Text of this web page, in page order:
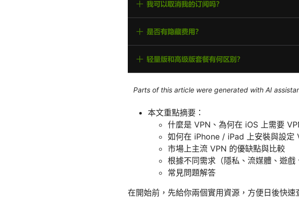
Parts of this article were generated with AI
本文重點摘要：
什麼是 VPN、為何在 iOS 上需要
如何在 iPhone / iPad 上安裝與設定
市場上主流 VPN 的優缺點與比較
根據不同需求（隱私、流媒體、遊
常見問題解答
在開始前，先給你兩個實用資源，方便日後快速